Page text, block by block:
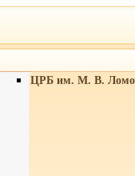
ЦРБ им. М. В.